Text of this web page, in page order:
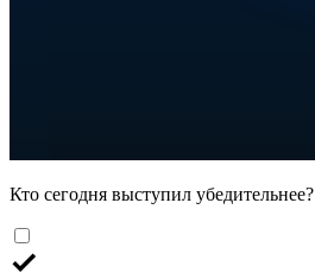
Кто сегодня выступил убедительнее?